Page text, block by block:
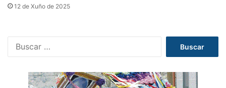
12 de Xuño de 2025
c
a